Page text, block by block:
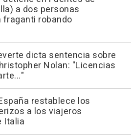
a dos personas
fraganti robando
dicta sentencia sobre
Nolan: "Licencias
restablece los
a los viajeros
Italia